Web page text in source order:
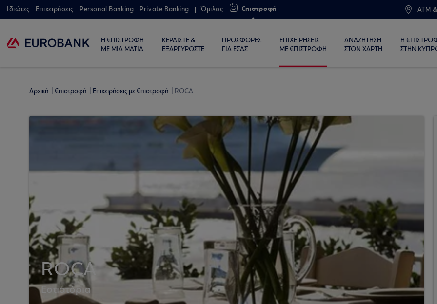
Ιδιώτες Επιχειρήσεις Personal Banking Private Banking Όμιλος €πιστροφή ATM
Η €ΠΙΣΤΡΟΦΗ
ΜΕ ΜΙΑ ΜΑΤΙΑ
ΚΕΡΔΙΣΤΕ &
ΕΞΑΡΓΥΡΩΣΤΕ
ΠΡΟΣΦΟΡΕΣ
ΓΙΑ ΕΣΑΣ
ΕΠΙΧΕΙΡΗΣΕΙΣ
ΜΕ €ΠΙΣΤΡΟΦΗ
ΑΝΑΖΗΤΗΣΗ
ΣΤΟΝ ΧΑΡΤΗ
Η
ΣΤΗΝ
Αρχική €πιστροφή Επιχειρήσεις με €πιστροφή ROCA
Εστιατόρια
ROCA